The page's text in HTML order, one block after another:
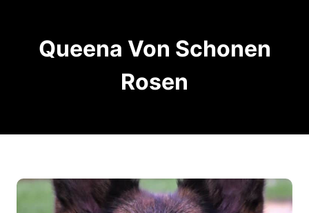
Queena Von Schonen
Rosen